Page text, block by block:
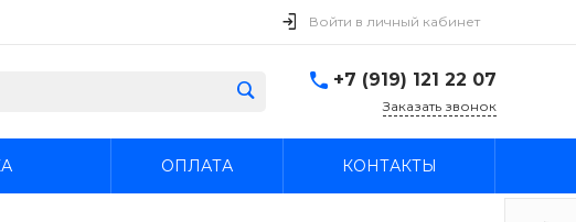
Войти в личный кабинет
+7 (919) 121 22 07
Заказать звонок
ОПЛАТА КОНТАКТЫ